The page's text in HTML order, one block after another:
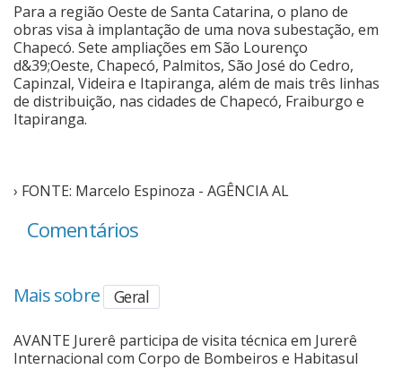
Para a região Oeste de Santa Catarina, o plano de
obras visa à implantação de uma nova subestação, em
Chapecó. Sete ampliações em São Lourenço
d&39;Oeste, Chapecó, Palmitos, São José do Cedro,
Capinzal, Videira e Itapiranga, além de mais três linhas
de distribuição, nas cidades de Chapecó, Fraiburgo e
Itapiranga.
› FONTE: Marcelo Espinoza - AGÊNCIA AL
Comentários
Mais sobre Geral
AVANTE Jurerê participa de visita técnica em Jurerê
Internacional com Corpo de Bombeiros e Habitasul